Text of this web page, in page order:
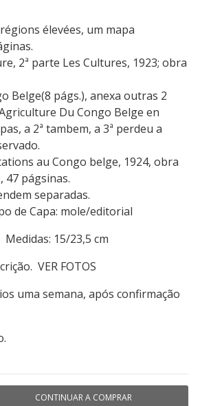
élevées, um mapa
2ª parte Les Cultures, 1923; obra
Belge(8 págs.), anexa outras 2
Du Congo Belge en
a 2ª tambem, a 3ª perdeu a
au Congo belge, 1924, obra
47 págsinas.
separadas.
mole/editorial
15/23,5 cm
VER FOTOS
uma semana, após confirmação
CONTINUAR A COMPRAR